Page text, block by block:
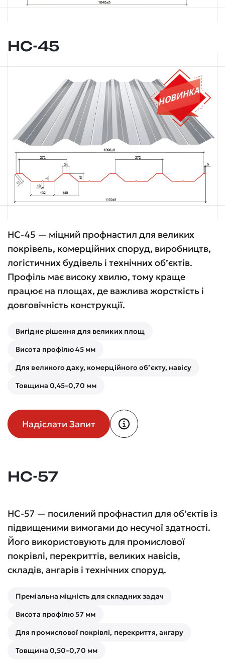
НС-45
НС-45 — міцний профнастил для великих
покрівель, комерційних споруд, виробництв,
логістичних будівель і технічних об’єктів.
Профіль має високу хвилю, тому краще
працює на площах, де важлива жорсткість і
довговічність конструкції.
Вигідне рішення для великих площ
Висота профілю 45 мм
Для великого даху, комерційного об’єкту, навісу
Товщина 0,45–0,70 мм
Надіслати Запит
НС-57
НС-57 — посилений профнастил для об’єктів із
підвищеними вимогами до несучої здатності.
Його використовують для промислової
покрівлі, перекриттів, великих навісів,
складів, ангарів і технічних споруд.
Преміальна міцність для складних задач
Висота профілю 57 мм
Для промислової покрівлі, перекриття, ангару
Товщина 0,50–0,70 мм